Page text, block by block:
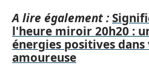
A lire également :
l'heure miroir 20h20 :
énergies positives
amoureuse